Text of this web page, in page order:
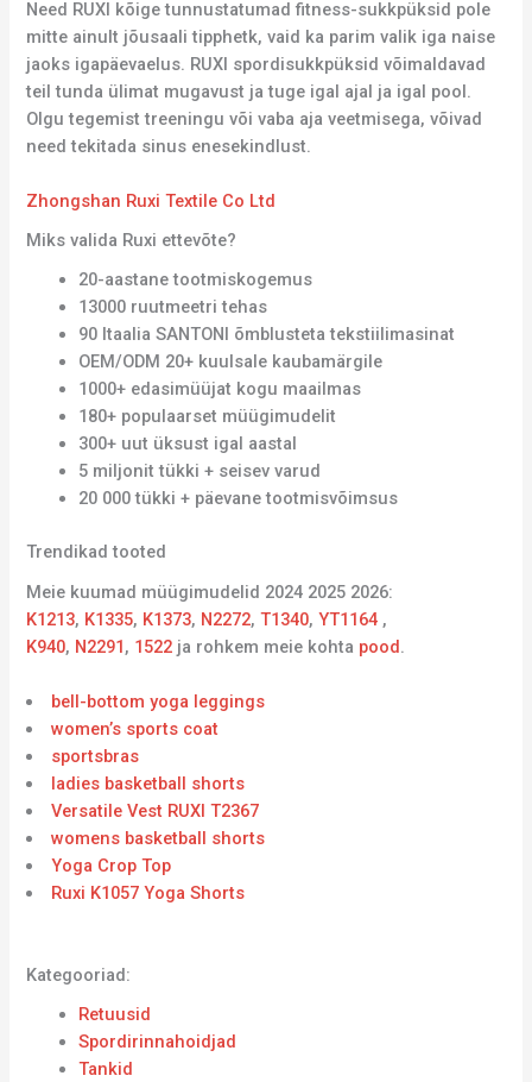
Need RUXI kõige tunnustatumad fitness-sukkpüksid pole
mitte ainult jõusaali tipphetk, vaid ka parim valik iga naise
jaoks igapäevaelus. RUXI spordisukkpüksid võimaldavad
teil tunda ülimat mugavust ja tuge igal ajal ja igal pool.
Olgu tegemist treeningu või vaba aja veetmisega, võivad
need tekitada sinus enesekindlust.
Zhongshan Ruxi Textile Co Ltd
Miks valida Ruxi ettevõte?
20-aastane tootmiskogemus
13000 ruutmeetri tehas
90 Itaalia SANTONI õmblusteta tekstiilimasinat
OEM/ODM 20+ kuulsale kaubamärgile
1000+ edasimüüjat kogu maailmas
180+ populaarset müügimudelit
300+ uut üksust igal aastal
5 miljonit tükki + seisev varud
20 000 tükki + päevane tootmisvõimsus
Trendikad tooted
Meie kuumad müügimudelid 2024 2025 2026:
K1213, K1335, K1373, N2272,T1340,YT1164 ,
K940, N2291, 1522 ja rohkem meie kohta pood.
bell-bottom yoga leggings
women’s sports coat
sportsbras
ladies basketball shorts
Versatile Vest RUXI T2367
womens basketball shorts
Yoga Crop Top
Ruxi K1057 Yoga Shorts
Kategooriad:
Retuusid
Spordirinnahoidjad
Tankid